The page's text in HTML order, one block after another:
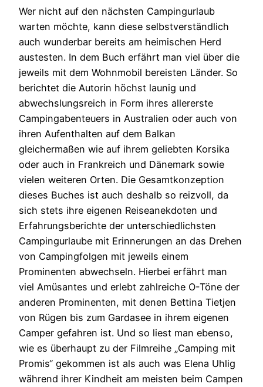
Wer nicht auf den nächsten Campingurlaub
warten möchte, kann diese selbstverständlich
auch wunderbar bereits am heimischen Herd
austesten. In dem Buch erfährt man viel über die
jeweils mit dem Wohnmobil bereisten Länder. So
berichtet die Autorin höchst launig und
abwechslungsreich in Form ihres allererste
Campingabenteuers in Australien oder auch von
ihren Aufenthalten auf dem Balkan
gleichermaßen wie auf ihrem geliebten Korsika
oder auch in Frankreich und Dänemark sowie
vielen weiteren Orten. Die Gesamtkonzeption
dieses Buches ist auch deshalb so reizvoll, da
sich stets ihre eigenen Reiseanekdoten und
Erfahrungsberichte der unterschiedlichsten
Campingurlaube mit Erinnerungen an das Drehen
von Campingfolgen mit jeweils einem
Prominenten abwechseln. Hierbei erfährt man
viel Amüsantes und erlebt zahlreiche O-Töne der
anderen Prominenten, mit denen Bettina Tietjen
von Rügen bis zum Gardasee in ihrem eigenen
Camper gefahren ist. Und so liest man ebenso,
wie es überhaupt zu der Filmreihe „Camping mit
Promis“ gekommen ist als auch was Elena Uhlig
während ihrer Kindheit am meisten beim Campen